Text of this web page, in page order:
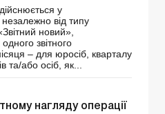
у
від типу
новий»,
звітного
– для юросіб, кварталу
та/або осіб, як...
нагляду операції